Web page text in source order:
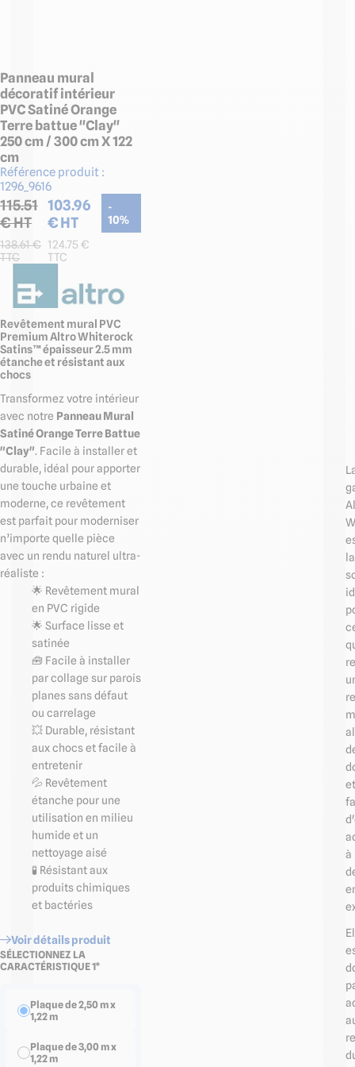
Panneau mural
décoratif intérieur
PVC Satiné Orange
Terre battue "Clay"
250 cm / 300 cm X 122
cm
Référence produit :
1296_9616
115.51
€ HT
103.96
€ HT
-
10%
138.61€
TTC
124.75 €
TTC
Revêtement mural PVC
Premium Altro Whiterock
Satins™ épaisseur 2.5 mm
étanche et résistant aux
chocs
Transformez votre intérieur
avec notre Panneau Mural
Satiné Orange Terre Battue
"Clay". Facile à installer et
durable, idéal pour apporter
une touche urbaine et
moderne, ce revêtement
est parfait pour moderniser
n’importe quelle pièce
avec un rendu naturel ultra-
réaliste :
🌟 Revêtement mural
en PVC rigide
🌟 Surface lisse et
satinée
🧰 Facile à installer
par collage sur parois
planes sans défaut
ou carrelage
💥 Durable, résistant
aux chocs et facile à
entretenir
💦 Revêtement
étanche pour une
utilisation en milieu
humide et un
nettoyage aisé
🧪 Résistant aux
produits chimiques
et bactéries
Voir détails produit
SÉLECTIONNEZ LA
CARACTÉRISTIQUE 1*
Plaque de 2,50 m x
1,22 m
Plaque de 3,00 m x
1,22 m
la
et
à